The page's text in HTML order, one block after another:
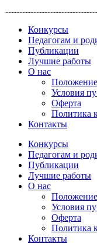
содержимому
Конкурсы
Педагогам и
Публикации
Лучшие работы
О нас
Условия
Оферта
Политика
Контакты
Конкурсы
Педагогам и
Публикации
Лучшие работы
О нас
Условия
Оферта
Политика
Контакты